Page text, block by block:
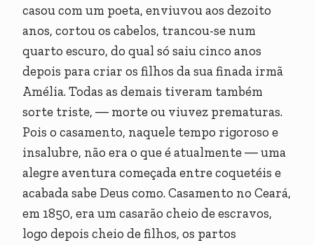
casou com um poeta, enviuvou aos dezoito
anos, cortou os cabelos, trancou-se num
quarto escuro, do qual só saiu cinco anos
depois para criar os filhos da sua finada irmã
Amélia. Todas as demais tiveram também
sorte triste, ― morte ou viuvez prematuras.
Pois o casamento, naquele tempo rigoroso e
insalubre, não era o que é atualmente ― uma
alegre aventura começada entre coquetéis e
acabada sabe Deus como. Casamento no Ceará,
em 1850, era um casarão cheio de escravos,
logo depois cheio de filhos, os partos